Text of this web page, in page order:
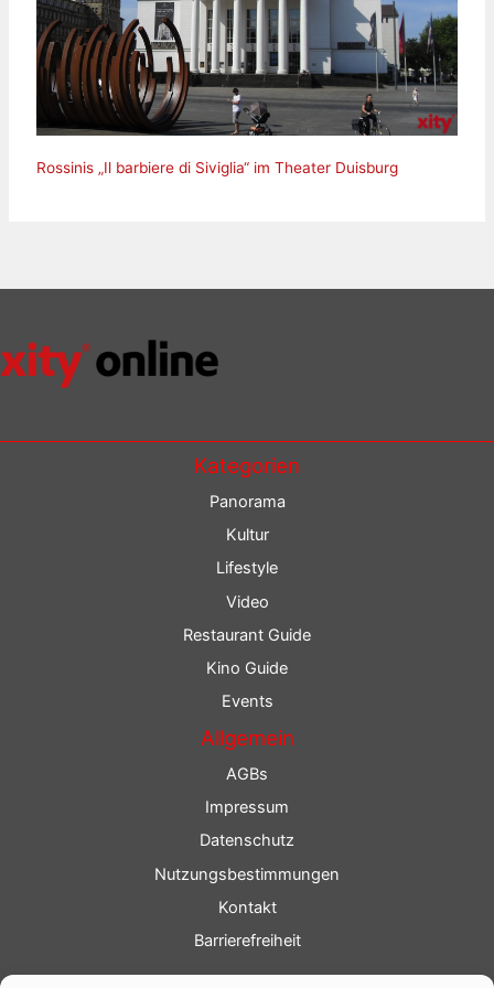
Rossinis „Il barbiere di Siviglia“ im Theater Duisburg
Kategorien
Panorama
Kultur
Lifestyle
Video
Restaurant Guide
Kino Guide
Events
Allgemein
AGBs
Impressum
Datenschutz
Nutzungsbestimmungen
Kontakt
Barrierefreiheit